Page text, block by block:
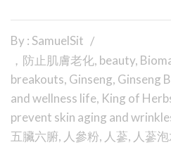
By : SamuelSit
，防止肌膚老化, beauty,
breakouts, Ginseng, Ginseng
and wellness life, King of
prevent skin aging and
五臟六腑, 人參粉, 人蔘, 人蔘